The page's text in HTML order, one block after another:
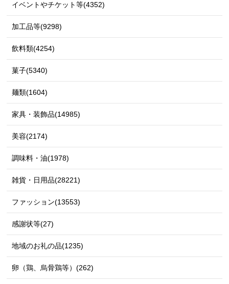
イベントやチケット等(4352)
加工品等(9298)
飲料類(4254)
菓子(5340)
麺類(1604)
家具・装飾品(14985)
美容(2174)
調味料・油(1978)
雑貨・日用品(28221)
ファッション(13553)
感謝状等(27)
地域のお礼の品(1235)
卵（鶏、烏骨鶏等）(262)